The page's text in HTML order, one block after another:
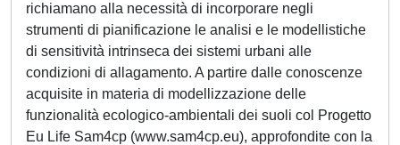
richiamano alla necessità di incorporare negli
strumenti di pianificazione le analisi e le modellistiche
di sensitività intrinseca dei sistemi urbani alle
condizioni di allagamento. A partire dalle conoscenze
acquisite in materia di modellizzazione delle
funzionalità ecologico-ambientali dei suoli col Progetto
Eu Life Sam4cp (www.sam4cp.eu), approfondite con la